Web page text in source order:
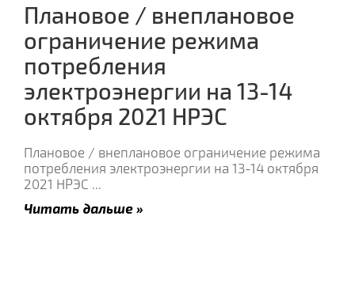
Плановое / внеплановое
ограничение режима
потребления
электроэнергии на 13-14
октября 2021 НРЭС
Плановое / внеплановое ограничение режима
потребления электроэнергии на 13-14 октября
2021 НРЭС ...
Читать дальше »